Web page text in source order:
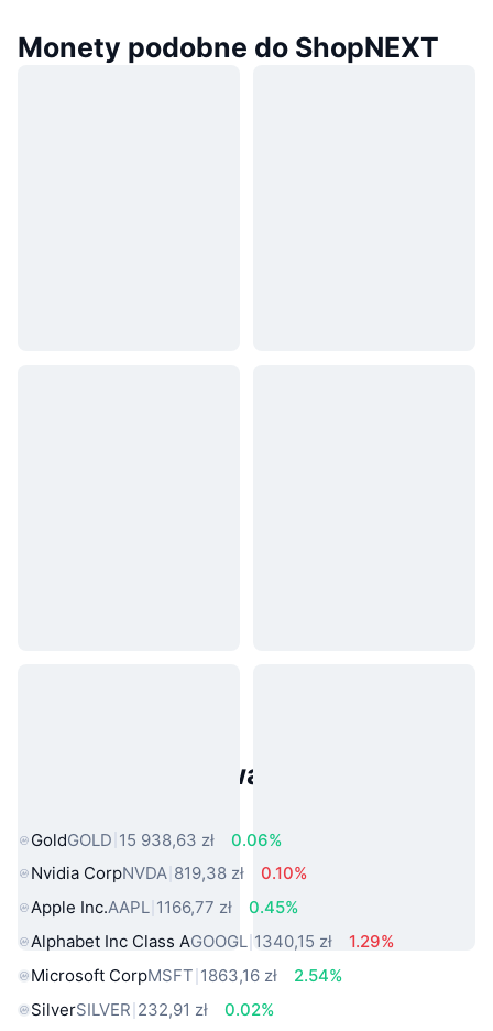
Monety podobne do ShopNEXT
Popularne aktywa ze świata
GoldGOLD 15 938,63 zł
0.06%
Nvidia CorpNVDA 819,38 zł
0.10%
Apple Inc.AAPL 1166,77 zł
0.45%
Alphabet Inc Class AGOOGL 1340,15 zł
1.29%
Microsoft CorpMSFT 1863,16 zł
2.54%
SilverSILVER 232,91 zł
0.02%